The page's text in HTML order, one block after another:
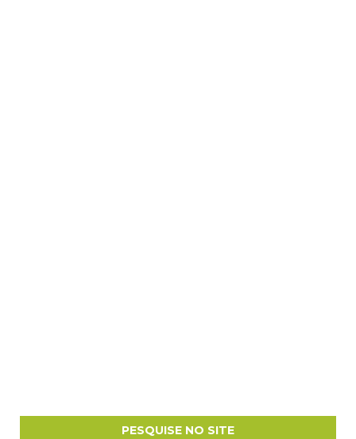
PESQUISE NO SITE